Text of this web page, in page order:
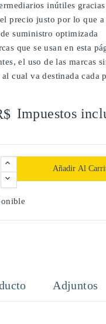
inútiles
el precio justo por lo que
suministro optimizada
que se usan en esta
el uso de las marcas
cual va destinada cada
Impuestos
Añadir Al
Adjuntos